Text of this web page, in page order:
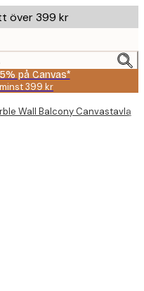
över 399 kr
på Canvas*
399 kr
Wall Balcony Canvastavla